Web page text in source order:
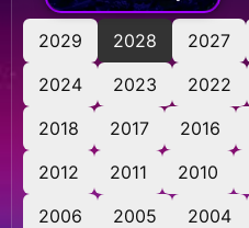
2029 2028 2027
2024
2023 2022
2018
2017 2016
2012
2011 2010
2006
2005 2004